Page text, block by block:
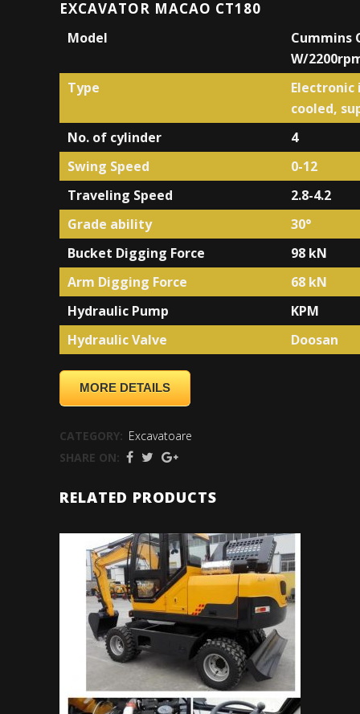
EXCAVATOR MACAO CT180
Model
Cummins
W/
Type
cooled,
No. of cylinder
4
Swing Speed
0-12
Traveling Speed
2.8-4.2
Grade ability
30°
Bucket Digging Force
98 kN
Arm Digging Force
68 kN
Hydraulic Pump
KPM
Hydraulic Valve
Doosan
MORE DETAILS
CATEGORY: Excavatoare
SHARE ON:
RELATED PRODUCTS